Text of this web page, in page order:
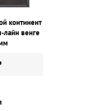
континент
венге